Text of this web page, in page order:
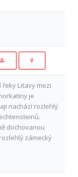
řeky Litavy mezi
je
nachází rozlehlý
dochovanou
zámecký